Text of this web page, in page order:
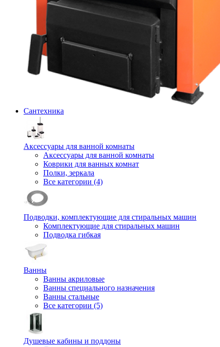
Сантехника
Аксессуары для ванной комнаты
Аксессуары для ванной комнаты
Коврики для ванных комнат
Полки, зеркала
Все категории (4)
Подводки, комплектующие для стиральных машин
Комплектующие для стиральных машин
Подводка гибкая
Ванны
Ванны акриловые
Ванны специального назначения
Ванны стальные
Все категории (5)
Душевые кабины и поддоны